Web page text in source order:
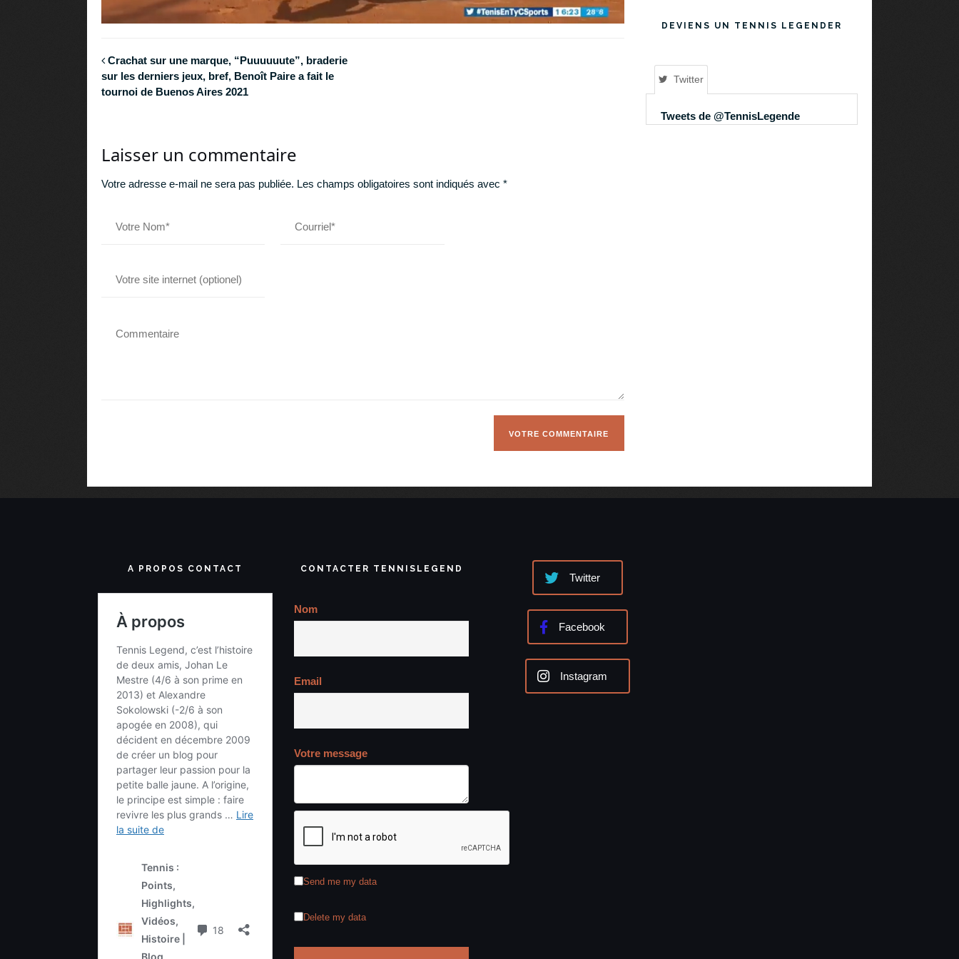
Crachat sur une marque, “Puuuuuute”, braderie
sur les derniers jeux, bref, Benoît Paire a fait le
tournoi de Buenos Aires 2021
Laisser un commentaire
Votre adresse e-mail ne sera pas publiée. Les champs obligatoires sont indiqués avec *
DEVIENS UN TENNIS LEGENDER
Twitter
Tweets de @TennisLegende
A PROPOS CONTACT CONTACTER TENNISLEGEND
Nom
Email
Votre message
Send me my data
Delete my data
Twitter
Facebook
Instagram